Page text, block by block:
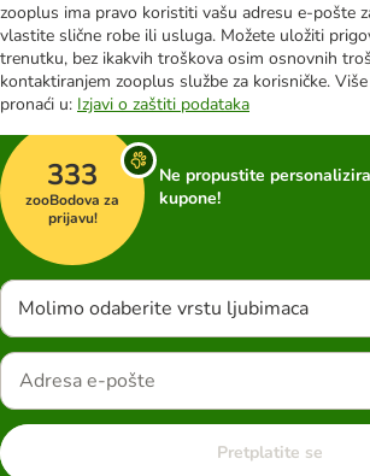
zooplus ima pravo koristiti vašu adresu e-pošte
vlastite slične robe ili usluga. Možete uložiti
trenutku, bez ikakvih troškova osim osnovnih
kontaktiranjem zooplus službe za korisničke.
pronaći u: Izjavi o zaštiti podataka
333
zooBodova za
prijavu!
Ne propustite
kupone!
Molimo odaberite vrstu ljubimaca
Pretplatite se